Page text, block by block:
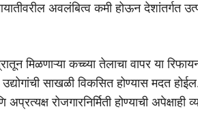
अवलंबित्व कमी होऊन देशांतर्गत
मिळणाऱ्या कच्च्या तेलाचा वापर या
साखळी विकसित होण्यास मदत
रोजगारनिर्मिती होण्याची अपेक्षाही